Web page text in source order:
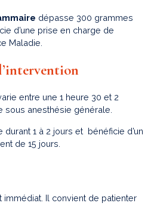
dépasse 300 grammes
d’une prise en charge de
Maladie.
entre une 1 heure 30 et 2
anesthésie générale.
1 à 2 jours et bénéficie d’un
de 15 jours.
Il convient de patienter